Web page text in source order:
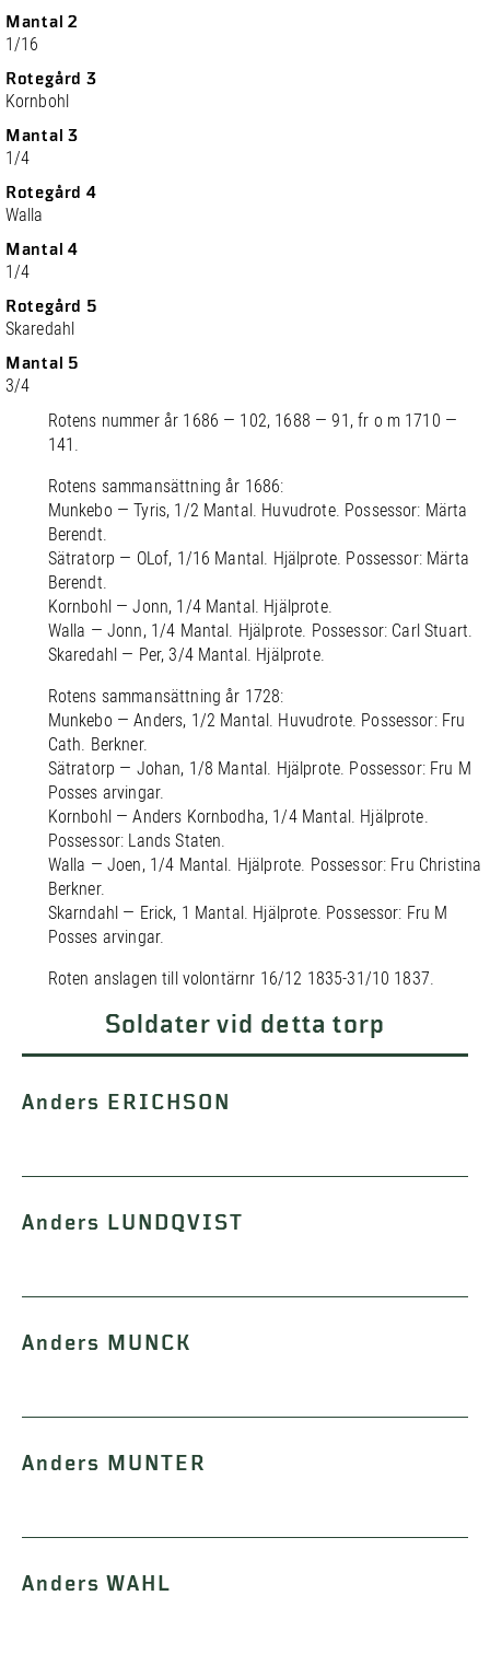
Mantal 2
1/16
Rotegård 3
Kornbohl
Mantal 3
1/4
Rotegård 4
Walla
Mantal 4
1/4
Rotegård 5
Skaredahl
Mantal 5
3/4
Rotens nummer år 1686 — 102, 1688 — 91, fr o m 1710 —
141.
Rotens sammansättning år 1686:
Munkebo — Tyris, 1/2 Mantal. Huvudrote. Possessor: Märta
Berendt.
Sätratorp — OLof, 1/16 Mantal. Hjälprote. Possessor: Märta
Berendt.
Kornbohl — Jonn, 1/4 Mantal. Hjälprote.
Walla — Jonn, 1/4 Mantal. Hjälprote. Possessor: Carl Stuart.
Skaredahl — Per, 3/4 Mantal. Hjälprote.
Rotens sammansättning år 1728:
Munkebo — Anders, 1/2 Mantal. Huvudrote. Possessor: Fru
Cath. Berkner.
Sätratorp — Johan, 1/8 Mantal. Hjälprote. Possessor: Fru M
Posses arvingar.
Kornbohl — Anders Kornbodha, 1/4 Mantal. Hjälprote.
Possessor: Lands Staten.
Walla — Joen, 1/4 Mantal. Hjälprote. Possessor: Fru Christina
Berkner.
Skarndahl — Erick, 1 Mantal. Hjälprote. Possessor: Fru M
Posses arvingar.
Roten anslagen till volontärnr 16/12 1835-31/10 1837.
Soldater vid detta torp
Anders ERICHSON
Anders LUNDQVIST
Anders MUNCK
Anders MUNTER
Anders WAHL